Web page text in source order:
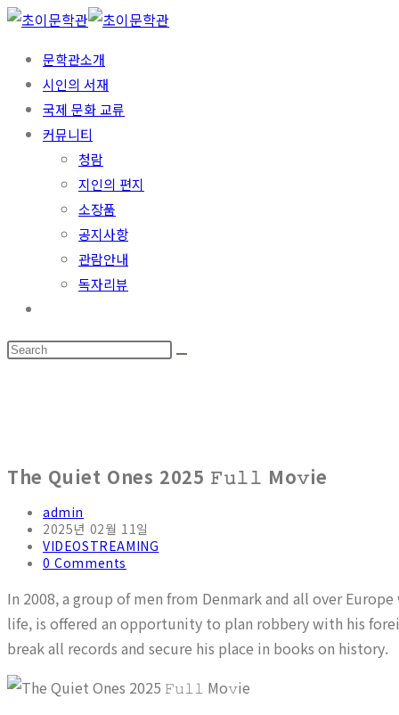
문학관소개
시인의 서재
국제 문화 교류
커뮤니티
청람
지인의 편지
소장품
공지사항
관람안내
독자리뷰
The Quiet Ones 2025 𝙵𝚞𝚕𝚕 Mo𝚟ie
admin
2025년 02월 11일
VIDEOSTREAMING
0 Comments
In 2008, a group of men from Denmark and all over
life, is offered an opportunity to plan robbery with his
break all records and secure his place in books on history.